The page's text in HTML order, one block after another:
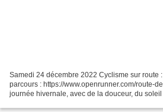
Samedi 24 décembre 2022 Cyclisme sur route
parcours : https://www.openrunner.com/route-
journée hivernale, avec de la douceur, du soleil